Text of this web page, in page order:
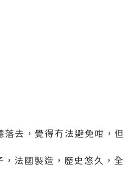
去，覺得冇法避免咁，但
法國製造，歷史悠久，全